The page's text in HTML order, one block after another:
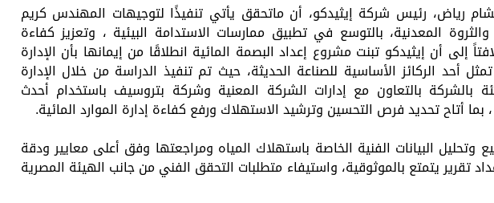
رياض، رئيس شركة إيثيدكو، أن ماتحقق يأتي تنفيذًا لتوجيهات المهندس كريم
والثروة المعدنية، بالتوسع في تطبيق ممارسات الاستدامة البيئية ، وتعزيز كفاءة
إلى أن إيثيدكو تبنت مشروع إعداد البصمة المائية انطلاقًا من إيمانها بأن الإدارة
أحد الركائز الأساسية للصناعة الحديثة، حيث تم تنفيذ الدراسة من خلال الإدارة
بالشركة بالتعاون مع إدارات الشركة المعنية وشركة بتروسيف باستخدام أحدث
بما أتاح تحديد فرص التحسين وترشيد الاستهلاك ورفع كفاءة إدارة الموارد المائية.
وتحليل البيانات الفنية الخاصة باستهلاك المياه ومراجعتها وفق أعلى معايير ودقة
تقرير يتمتع بالموثوقية، واستيفاء متطلبات التحقق الفني من جانب الهيئة المصرية